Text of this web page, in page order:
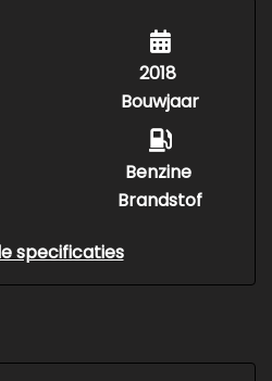
2018
Bouwjaar
Benzine
Brandstof
specificaties